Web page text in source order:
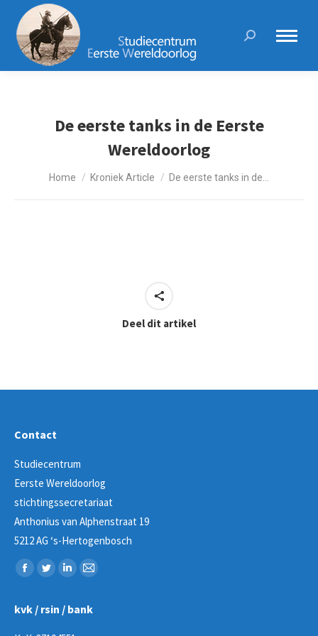
Search:
De eerste tanks in de Eerste
Wereldoorlog
Je bent hier:
Home Kroniek Article De eerste tanks in de…
Deel dit artikel
Contact
Studiecentrum
Eerste Wereldoorlog
stichtingssecretariaat
Anthonius van Alphenstraat 19
5212 AG ‘s-Hertogenbosch
Vind ons op:
Facebook
opens
in
Twitter
opens
in
Linkedin
opens
in
Mail
opens
kvk / rsin / bank